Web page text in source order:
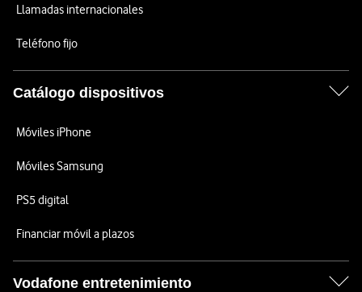
Llamadas internacionales
Teléfono fijo
Catálogo dispositivos
Móviles iPhone
Móviles Samsung
PS5 digital
Financiar móvil a plazos
Vodafone entretenimiento